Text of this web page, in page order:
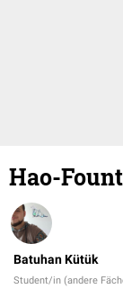
Hao-
Batuhan Kütük
Student/in (andere